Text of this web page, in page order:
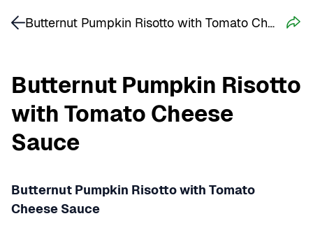
Butternut Pumpkin Risotto
with Tomato Cheese
Sauce
Butternut Pumpkin Risotto with Tomato
Cheese Sauce
Butternut Pumpkin Risotto with Tomato Cheese Sauce